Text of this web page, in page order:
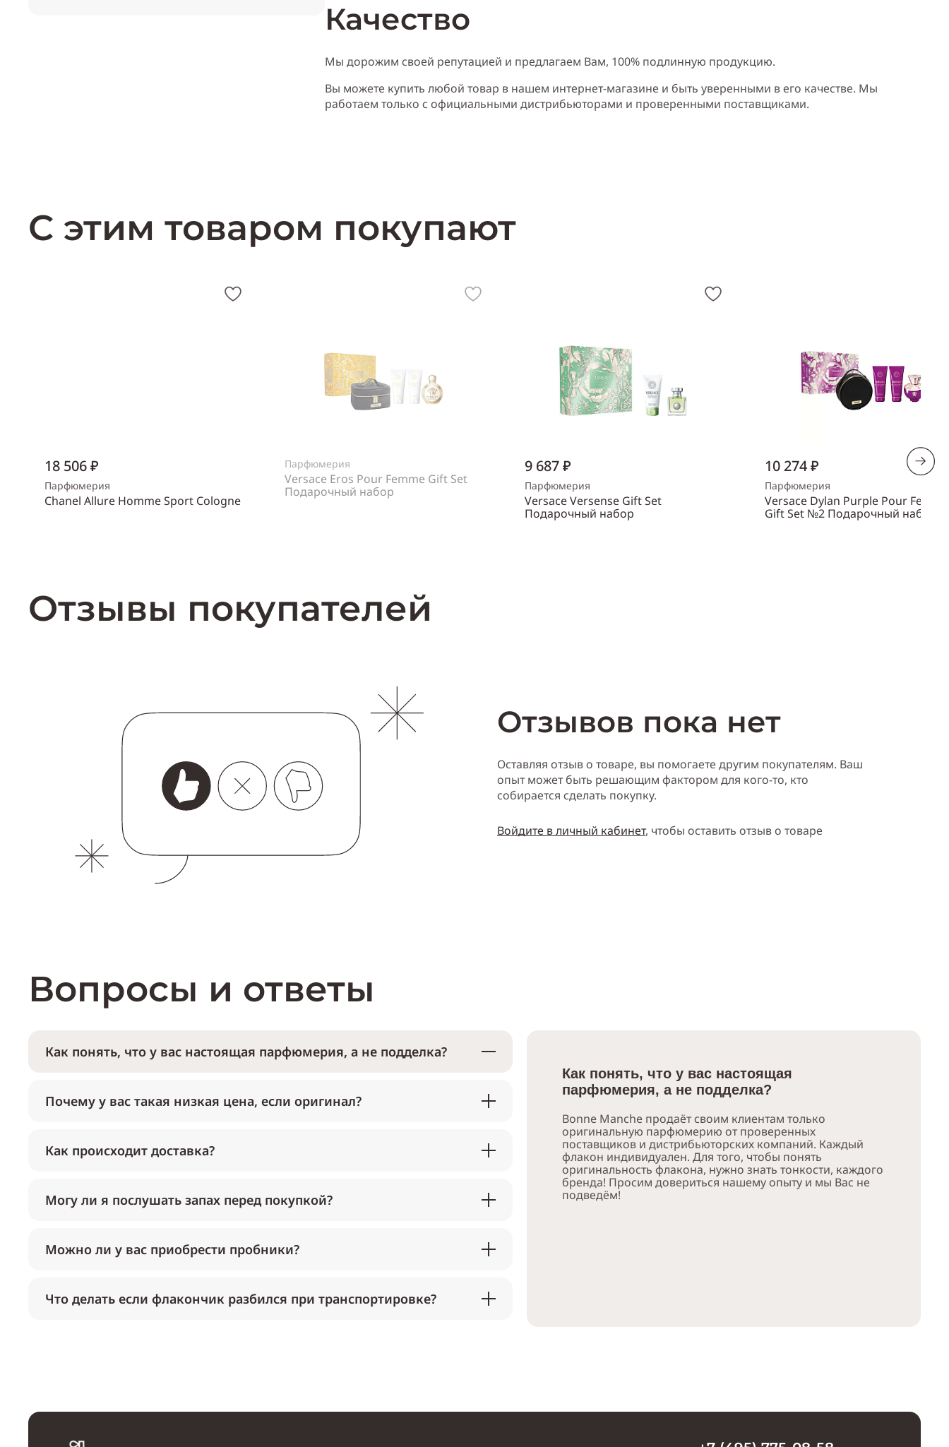
Качество
Мы дорожим своей репутацией и предлагаем Вам, 100% подлинную продукцию.
Вы можете купить любой товар в нашем интернет-магазине и быть уверенными в его качестве. Мы
работаем только с официальными дистрибьюторами и проверенными поставщиками.
С этим товаром покупают
18 506 ₽
Парфюмерия
Chanel Allure Homme Sport Cologne
Парфюмерия
Versace Eros Pour Femme Gift Set
Подарочный набор
9 687 ₽
Парфюмерия
Versace Versense Gift Set
Подарочный набор
10 274 ₽
Парфюмерия
Versace Dylan Purple Pour Femme
Gift Set №2 Подарочный набор
Отзывы покупателей
Отзывов пока нет
Оставляя отзыв о товаре, вы помогаете другим покупателям. Ваш
опыт может быть решающим фактором для кого-то, кто
собирается сделать покупку.
Войдите в личный кабинет, чтобы оставить отзыв о товаре
Вопросы и ответы
Как понять, что у вас настоящая парфюмерия, а не подделка?
Почему у вас такая низкая цена, если оригинал?
Как происходит доставка?
Могу ли я послушать запах перед покупкой?
Можно ли у вас приобрести пробники?
Что делать если флакончик разбился при транспортировке?
Как понять, что у вас настоящая
парфюмерия, а не подделка?
Bonne Manche продаёт своим клиентам только
оригинальную парфюмерию от проверенных
поставщиков и дистрибьюторских компаний. Каждый
флакон индивидуален. Для того, чтобы понять
оригинальность флакона, нужно знать тонкости, каждого
бренда! Просим довериться нашему опыту и мы Вас не
подведём!